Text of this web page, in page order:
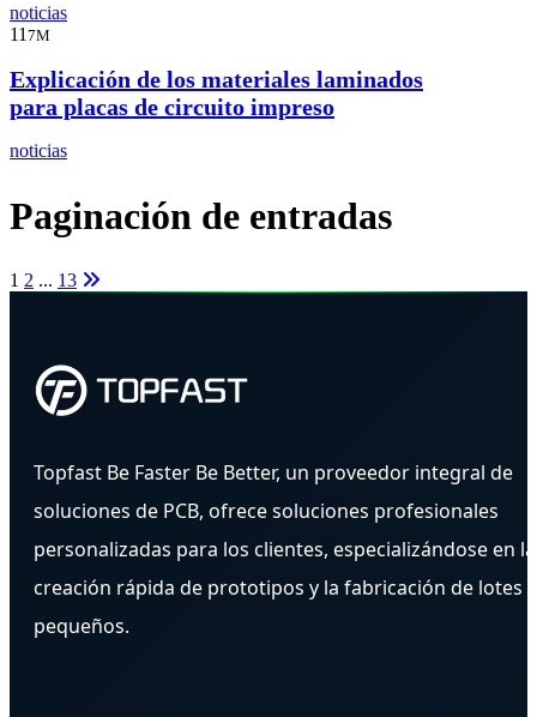
noticias
11 7M
Explicación de los materiales laminados
para placas de circuito impreso
noticias
Paginación de entradas
1 2 ... 13
Topfast Be Faster Be Better, un proveedor integral de
soluciones de PCB, ofrece soluciones profesionales
personalizadas para los clientes, especializándose en la
creación rápida de prototipos y la fabricación de lotes
pequeños.